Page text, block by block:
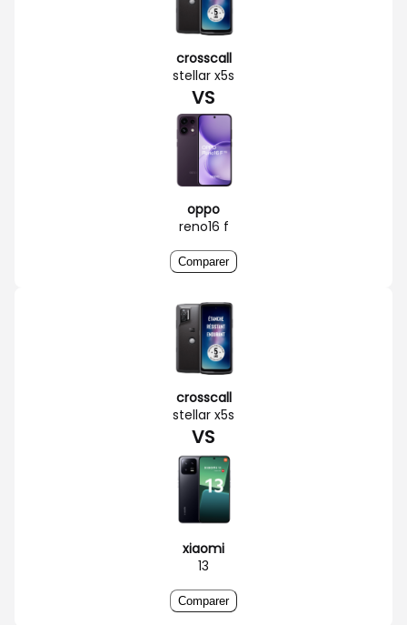
crosscall
stellar x5s
VS
oppo
reno16 f
Comparer
crosscall
stellar x5s
VS
xiaomi
13
Comparer